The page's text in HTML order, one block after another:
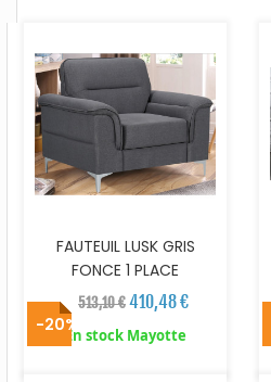
FAUTEUIL LUSK GRIS
FONCE 1 PLACE
513,10 €410,48 €
En stock Mayotte
-20%